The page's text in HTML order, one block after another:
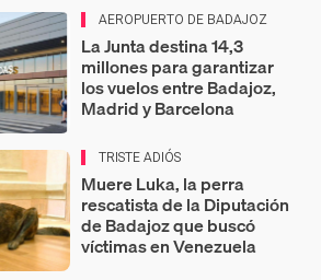
AEROPUERTO DE BADAJOZ
La Junta destina 14,3
millones para garantizar
los vuelos entre Badajoz,
Madrid y Barcelona
TRISTE ADIÓS
Muere Luka, la perra
rescatista de la Diputación
de Badajoz que buscó
víctimas en Venezuela